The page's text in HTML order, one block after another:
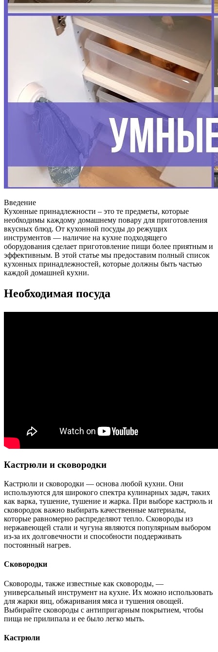
Введение
Кухонные принадлежности – это те предметы, которые
необходимы каждому домашнему повару для приготовления
вкусных блюд. От кухонной посуды до режущих
инструментов — наличие на кухне подходящего
оборудования сделает приготовление пищи более приятным и
эффективным. В этой статье мы предоставим полный список
кухонных принадлежностей, которые должны быть частью
каждой домашней кухни.
Необходимая посуда
Кастрюли и сковородки
Кастрюли и сковородки — основа любой кухни. Они
используются для широкого спектра кулинарных задач, таких
как варка, тушение, тушение и жарка. При выборе кастрюль и
сковородок важно выбирать качественные материалы,
которые равномерно распределяют тепло. Сковороды из
нержавеющей стали и чугуна являются популярным выбором
из-за их долговечности и способности поддерживать
постоянный нагрев.
Сковородки
Сковороды, также известные как сковороды, —
универсальный инструмент на кухне. Их можно использовать
для жарки яиц, обжаривания мяса и тушения овощей.
Выбирайте сковороды с антипригарным покрытием, чтобы
пища не прилипала и ее было легко мыть.
Кастрюли